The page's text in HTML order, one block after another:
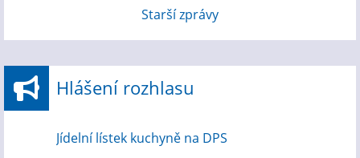
Starší zprávy
Hlášení rozhlasu
Jídelní lístek kuchyně na DPS